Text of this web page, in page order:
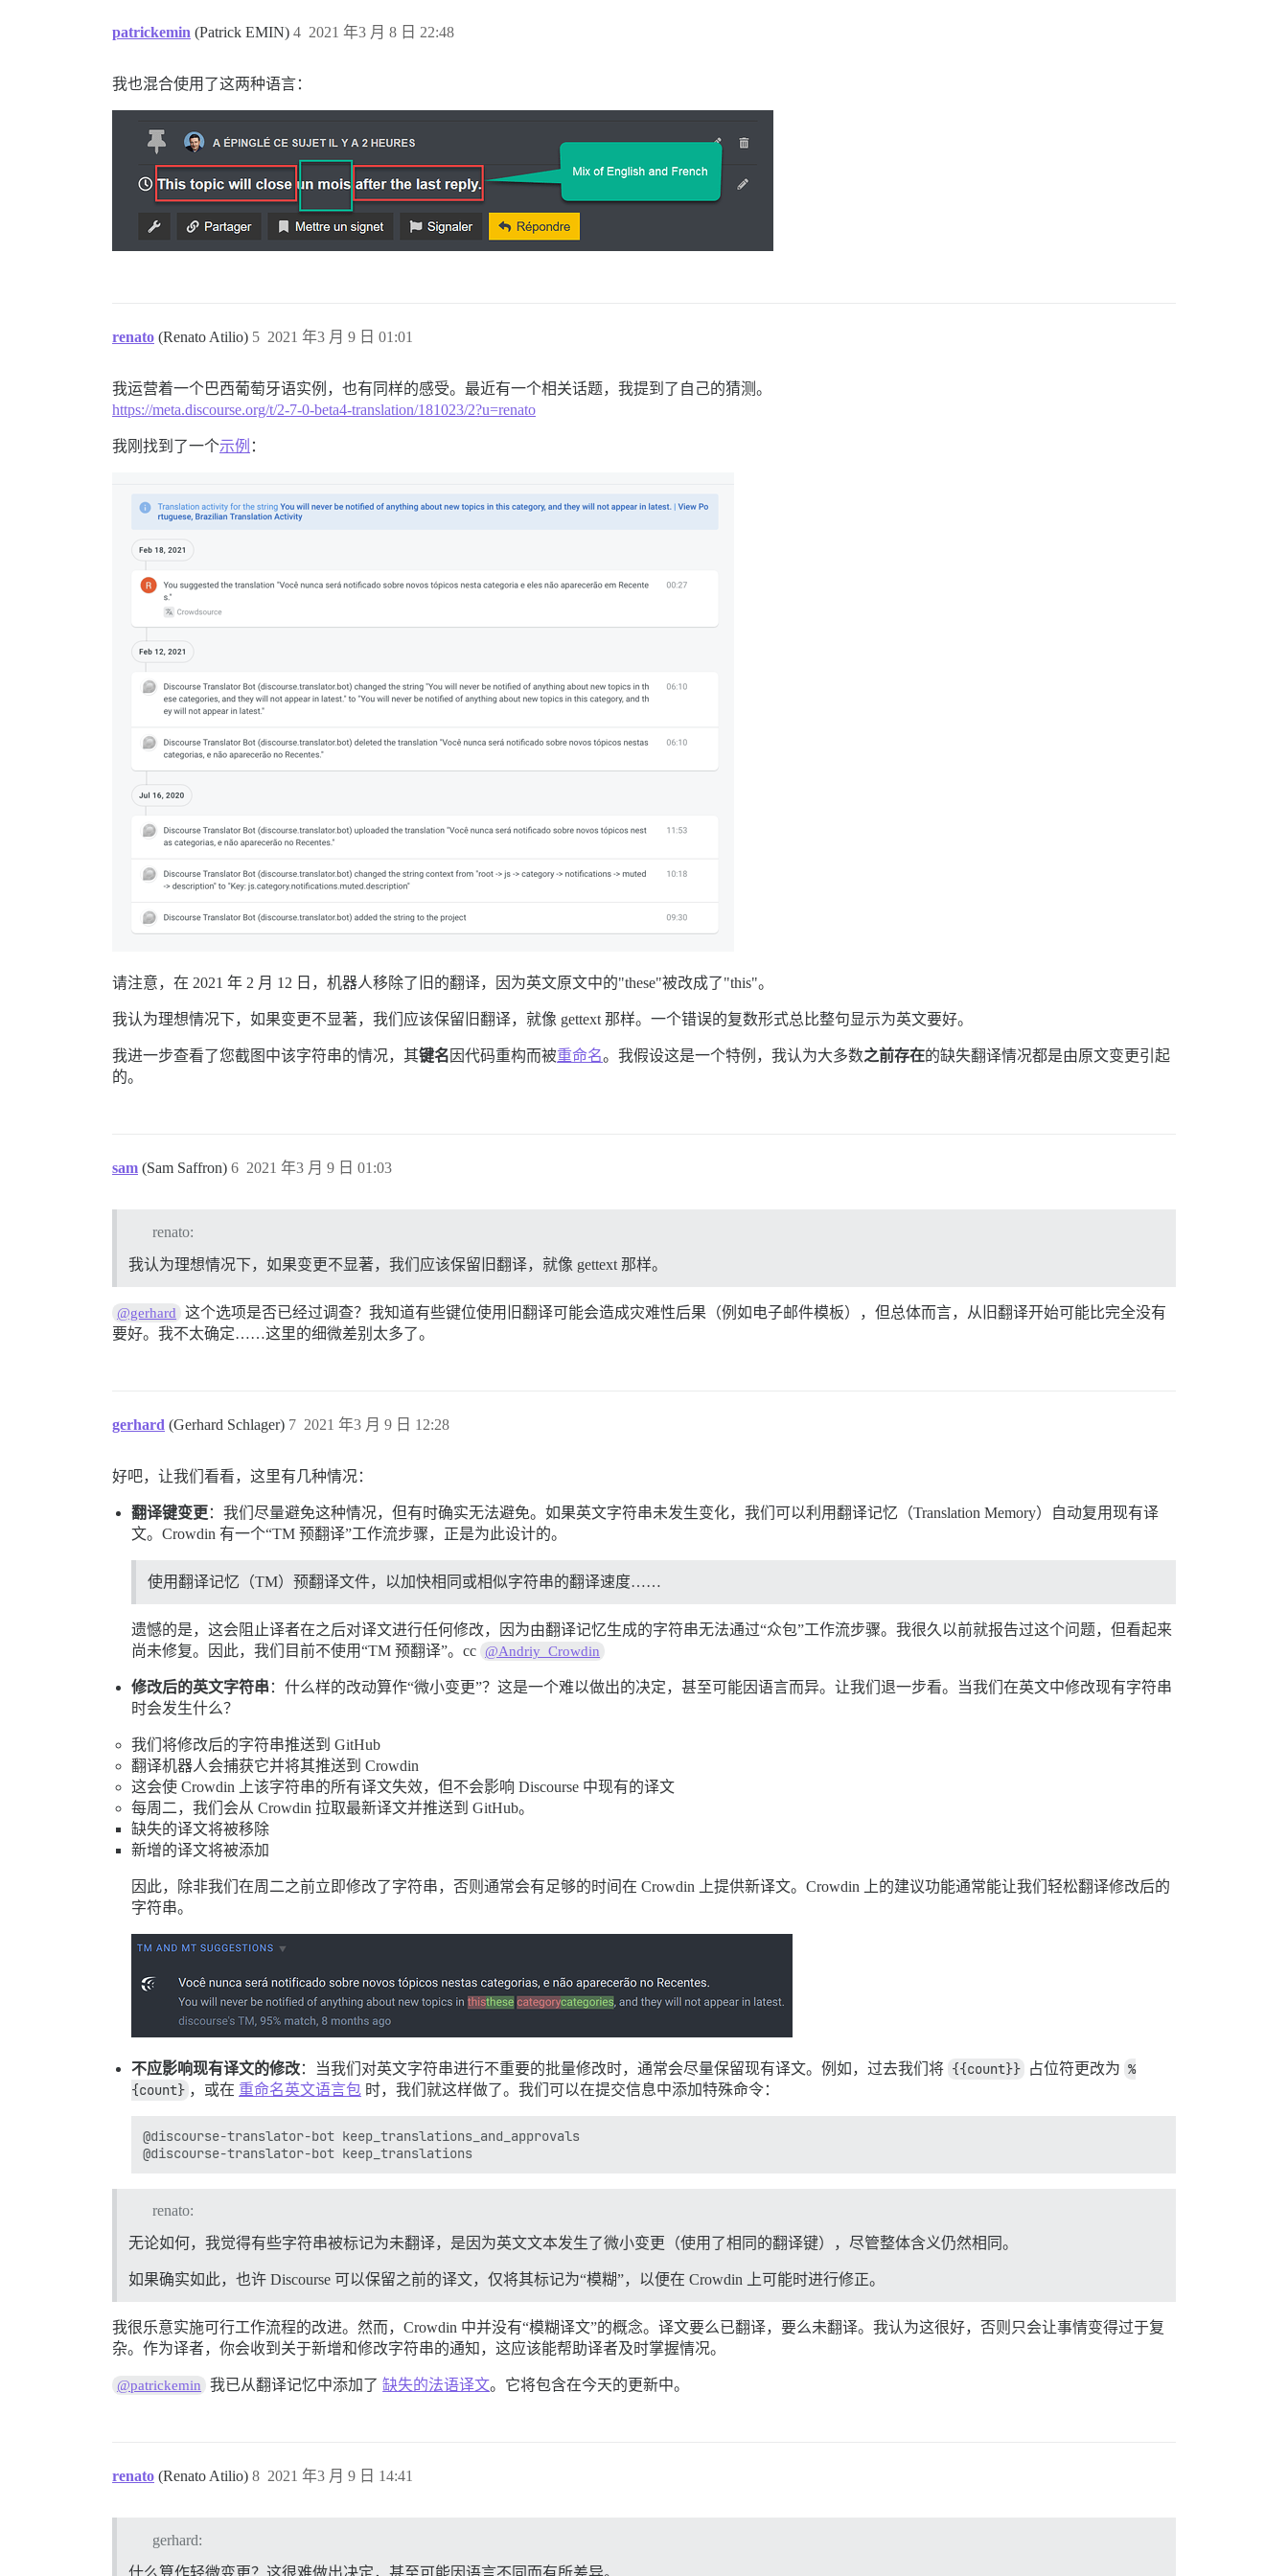
patrickemin (Patrick EMIN) 2021 年3 月 8 日 22:48
4
我也混合使用了这两种语言：
renato (Renato Atilio) 2021 年3 月 9 日 01:01
5
我运营着一个巴西葡萄牙语实例，也有同样的感受。最近有一个相关话题，我提到了自己的猜测。
https://meta.discourse.org/t/2-7-0-beta4-translation/181023/2?u=renato
我刚找到了一个示例 ：
请注意，在 2021 年 2 月 12 日，机器人移除了旧的翻译，因为英文原文中的"these"被改成了"this"。
我认为理想情况下，如果变更不显著，我们应该保留旧翻译，就像 gettext 那样。一个错误的复数形式总比整句显示为英文要好。
我进一步查看了您截图中该字符串的情况，其键名 因代码重构而被重命名。我假设这是一个特例，我认为大多数之前存在的缺失翻译情况都是由原文变更引起
的。
sam (Sam Saffron) 2021 年3 月 9 日 01:03
6
renato:
我认为理想情况下，如果变更不显著，我们应该保留旧翻译，就像 gettext 那样。
@gerhard
这个选项是否已经过调查？我知道有些键位使用旧翻译可能会造成灾难性后果（例如电子邮件模板），但总体而言，从旧翻译开始可能比完全没有
要好。我不太确定……这里的细微差别太多了。
gerhard (Gerhard Schlager) 2021 年3 月 9 日 12:28
7
好吧，让我们看看，这里有几种情况：
翻译键变更 ：我们尽量避免这种情况，但有时确实无法避免。如果英文字符串未发生变化，我们可以利用翻译记忆（Translation Memory）自动复用现有译
文。Crowdin 有一个“TM 预翻译”工作流步骤，正是为此设计的。
使用翻译记忆（TM）预翻译文件，以加快相同或相似字符串的翻译速度……
遗憾的是，这会阻止译者在之后对译文进行任何修改，因为由翻译记忆生成的字符串无法通过“众包”工作流步骤。我很久以前就报告过这个问题，但看起来
尚未修复。因此，我们目前不使用“TM 预翻译”。cc @Andriy_Crowdin
修改后的英文字符串 ：什么样的改动算作“微小变更”？这是一个难以做出的决定，甚至可能因语言而异。让我们退一步看。当我们在英文中修改现有字符串
时会发生什么？
我们将修改后的字符串推送到 GitHub
翻译机器人会捕获它并将其推送到 Crowdin
这会使 Crowdin 上该字符串的所有译文失效，但不会影响 Discourse 中现有的译文
每周二，我们会从 Crowdin 拉取最新译文并推送到 GitHub。
缺失的译文将被移除
新增的译文将被添加
因此，除非我们在周二之前立即修改了字符串，否则通常会有足够的时间在 Crowdin 上提供新译文。Crowdin 上的建议功能通常能让我们轻松翻译修改后的
字符串。
不应影响现有译文的修改：当我们对英文字符串进行不重要的批量修改时，通常会尽量保留现有译文。例如，过去我们将 {{count}} 占位符更改为 %
{count} ，或在 重命名英文语言包 时，我们就这样做了。我们可以在提交信息中添加特殊命令：
@discourse-translator-bot keep_translations_and_approvals
renato:
无论如何，我觉得有些字符串被标记为未翻译，是因为英文文本发生了微小变更（使用了相同的翻译键），尽管整体含义仍然相同。
如果确实如此，也许 Discourse 可以保留之前的译文，仅将其标记为“模糊”，以便在 Crowdin 上可能时进行修正。
我很乐意实施可行工作流程的改进。然而，Crowdin 中并没有“模糊译文”的概念。译文要么已翻译，要么未翻译。我认为这很好，否则只会让事情变得过于复
杂。作为译者，你会收到关于新增和修改字符串的通知，这应该能帮助译者及时掌握情况。
@patrickemin 我已从翻译记忆中添加了缺失的法语译文。它将包含在今天的更新中。
renato (Renato Atilio) 2021 年3 月 9 日 14:41
8
gerhard: